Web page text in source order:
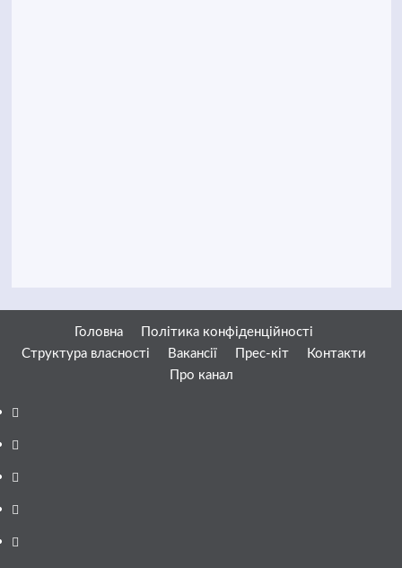
Головна
Політика конфіденційності
Структура власності
Вакансії Прес-кіт
Контакти
Про канал
Facebook
YouTube
Telegram
Instagram
Twitter